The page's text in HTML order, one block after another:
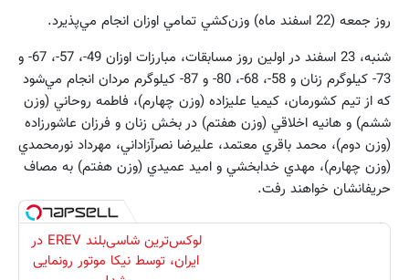
روز جمعه (22 اسفند ماه) وزن‌كشي تمامي اوزان انجام مي‌پذيرد.
شنبه، 23 اسفند‌ در اولين روز مسابقات، مبارزات اوزان 49-، 57-، 67- و
73- كيلوگرم زنان و 58-، 68-، 80- و 87- كيلوگرم مردان انجام مي‌شود
كه از تيم كشورمان، كيميا عليزاده (وزن چهارم)، فاطمه روحاني (وزن
ششم) و هانيه اخلاقي (وزن هفتم) در بخش زنان و فرزان عاشورزاده
(وزن دوم)، محمد باقري معتمد، عليرضا نصرآزاداني، مهرداد نورمحمدي
(وزن چهارم)، مهدي خدابخشي و اميد عميدي (وزن هفتم) به مصاف
حريفانشان خواهند رفت.
لوکس‌ترین شاسی‌بلند EREV در
ایران، توسط نیکا موتور رونمایی